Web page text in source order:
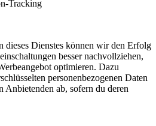
Tracking
dieses Dienstes können wir den Erfolg
besser nachvollziehen,
optimieren. Dazu
personenbezogenen Daten
Anbietenden ab, sofern du deren